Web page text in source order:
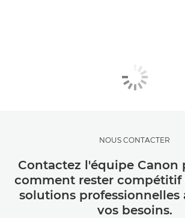
NOUS CONTACTER
Contactez l'équipe Canon
comment rester compétitif
solutions professionnelles
vos besoins.